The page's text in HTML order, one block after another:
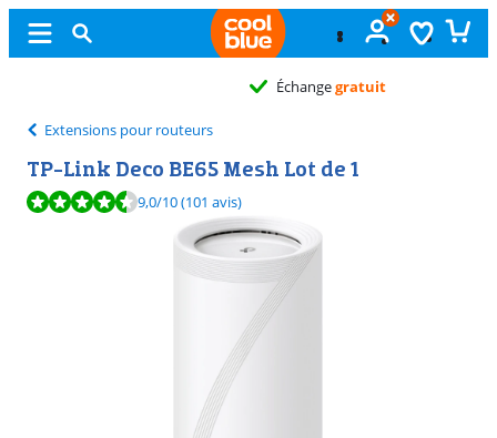
Échange gratuit
Extensions pour routeurs
TP-Link Deco BE65 Mesh Lot de 1
La note est de 9,0 sur 10, basée sur 101 avis.
9,0/10(101 avis)